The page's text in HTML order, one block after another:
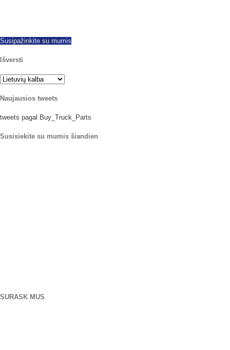
Susipažinkite su mumis
Išversti
Naujausios tweets
tweets pagal Buy_Truck_Parts
Susisiekite su mumis šiandien
SURASK MUS